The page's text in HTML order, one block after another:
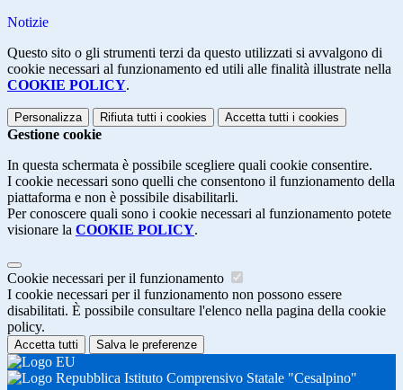
Notizie
Questo sito o gli strumenti terzi da questo utilizzati si avvalgono di
cookie necessari al funzionamento ed utili alle finalità illustrate nella
COOKIE POLICY.
Personalizza Rifiuta tutti i cookies Accetta tutti i cookies
Gestione cookie
In questa schermata è possibile scegliere quali cookie consentire.
I cookie necessari sono quelli che consentono il funzionamento della
piattaforma e non è possibile disabilitarli.
Per conoscere quali sono i cookie necessari al funzionamento potete
visionare la COOKIE POLICY.
Cookie necessari per il funzionamento
I cookie necessari per il funzionamento non possono essere
disabilitati. È possibile consultare l'elenco nella pagina della cookie
policy.
Accetta tutti Salva le preferenze
Istituto Comprensivo Statale "Cesalpino"